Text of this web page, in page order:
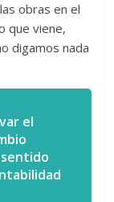
obras en el
que viene,
digamos nada
el